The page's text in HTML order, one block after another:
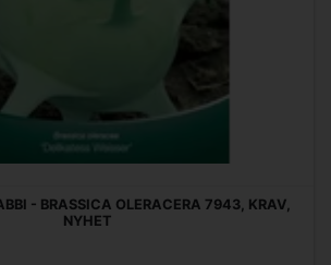
- BRASSICA OLERACERA 7943, KRAV,
NYHET